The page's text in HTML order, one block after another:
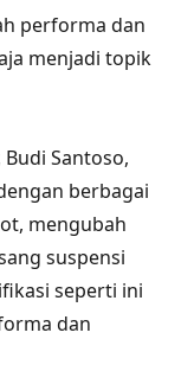
performa dan
menjadi topik
Santoso,
berbagai
mengubah
suspensi
seperti ini
dan